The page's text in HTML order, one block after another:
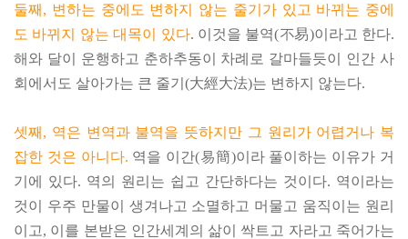
둘째, 변하는 중에도 변하지 않는 줄기가 있고 바뀌는 중에
도 바뀌지 않는 대목이 있다. 이것을 불역(不易)이라고 한다.
해와 달이 운행하고 춘하추동이 차례로 갈마들듯이 인간 사
회에서도 살아가는 큰 줄기(大經大法)는 변하지 않는다.
셋째, 역은 변역과 불역을 뜻하지만 그 원리가 어렵거나 복
잡한 것은 아니다. 역을 이간(易簡)이라 풀이하는 이유가 거
기에 있다. 역의 원리는 쉽고 간단하다는 것이다. 역이라는
것이 우주 만물이 생겨나고 소멸하고 머물고 움직이는 원리
이고, 이를 본받은 인간세계의 삶이 싹트고 자라고 죽어가는